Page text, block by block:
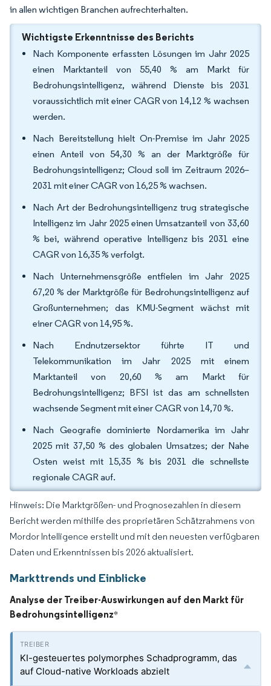
in allen wichtigen Branchen aufrechterhalten.
Wichtigste Erkenntnisse des Berichts
Nach Komponente erfassten Lösungen im Jahr 2025
einen Marktanteil von 55,40 % am Markt für
Bedrohungsintelligenz, während Dienste bis 2031
voraussichtlich mit einer CAGR von 14,12 % wachsen
werden.
Nach Bereitstellung hielt On-Premise im Jahr 2025
einen Anteil von 54,30 % an der Marktgröße für
Bedrohungsintelligenz; Cloud soll im Zeitraum 2026–
2031 mit einer CAGR von 16,25 % wachsen.
Nach Art der Bedrohungsintelligenz trug strategische
Intelligenz im Jahr 2025 einen Umsatzanteil von 33,60
% bei, während operative Intelligenz bis 2031 eine
CAGR von 16,35 % verfolgt.
Nach Unternehmensgröße entfielen im Jahr 2025
67,20 % der Marktgröße für Bedrohungsintelligenz auf
Großunternehmen; das KMU-Segment wächst mit
einer CAGR von 14,95 %.
Nach Endnutzersektor führte IT und
Telekommunikation im Jahr 2025 mit einem
Marktanteil von 20,60 % am Markt für
Bedrohungsintelligenz; BFSI ist das am schnellsten
wachsende Segment mit einer CAGR von 14,70 %.
Nach Geografie dominierte Nordamerika im Jahr
2025 mit 37,50 % des globalen Umsatzes; der Nahe
Osten weist mit 15,35 % bis 2031 die schnellste
regionale CAGR auf.
Hinweis: Die Marktgrößen- und Prognosezahlen in diesem
Bericht werden mithilfe des proprietären Schätzrahmens von
Mordor Intelligence erstellt und mit den neuesten verfügbaren
Daten und Erkenntnissen bis 2026 aktualisiert.
Markttrends und Einblicke
Analyse der Treiber-Auswirkungen auf den Markt für
Bedrohungsintelligenz*
KI-gesteuertes polymorphes Schadprogramm, das
auf Cloud-native Workloads abzielt